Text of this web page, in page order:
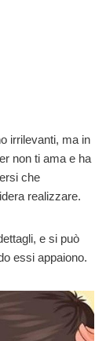
irrilevanti, ma in
non ti ama e ha
che
realizzare.
e si può
essi appaiono.